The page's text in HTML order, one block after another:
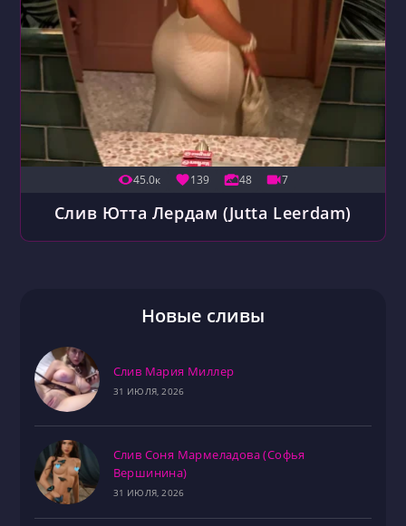
45.0к 139 48 7
Слив Ютта Лердам (Jutta Leerdam)
Новые сливы
Слив Мария Миллер
31 ИЮЛЯ, 2026
Слив Соня Мармеладова (Софья
Вершинина)
31 ИЮЛЯ, 2026